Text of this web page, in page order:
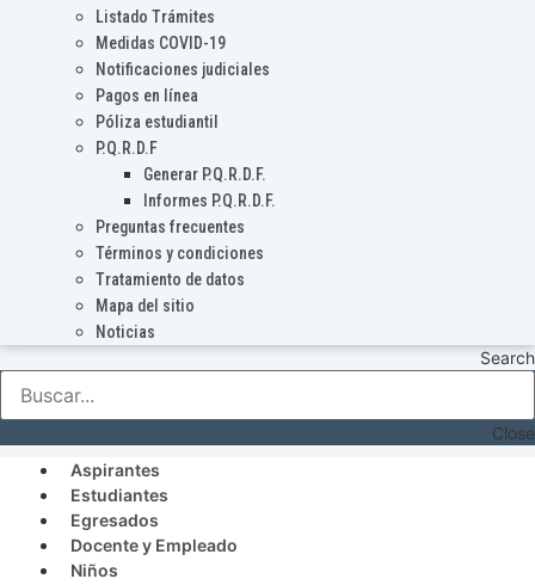
Listado Trámites
Medidas COVID-19
Notificaciones judiciales
Pagos en línea
Póliza estudiantil
P.Q.R.D.F
Generar P.Q.R.D.F.
Informes P.Q.R.D.F.
Preguntas frecuentes
Términos y condiciones
Tratamiento de datos
Mapa del sitio
Noticias
Search
Close
Aspirantes
Estudiantes
Egresados
Docente y Empleado
Niños